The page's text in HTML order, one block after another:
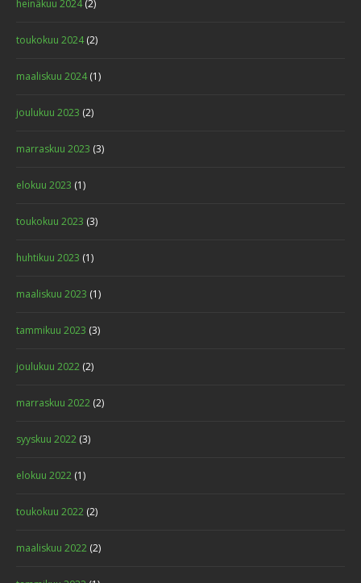
heinäkuu 2024(2)
toukokuu 2024(2)
maaliskuu 2024(1)
joulukuu 2023 (2)
marraskuu 2023 (3)
elokuu 2023 (1)
toukokuu 2023 (3)
huhtikuu 2023 (1)
maaliskuu 2023 (1)
tammikuu 2023 (3)
joulukuu 2022 (2)
marraskuu 2022 (2)
syyskuu 2022 (3)
elokuu 2022 (1)
toukokuu 2022 (2)
maaliskuu 2022 (2)